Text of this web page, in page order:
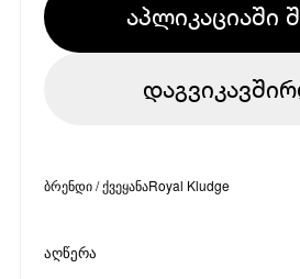
აპლიკაციაში
ბრენდი / ქვეყანაRoyal Kludge
აღწერა